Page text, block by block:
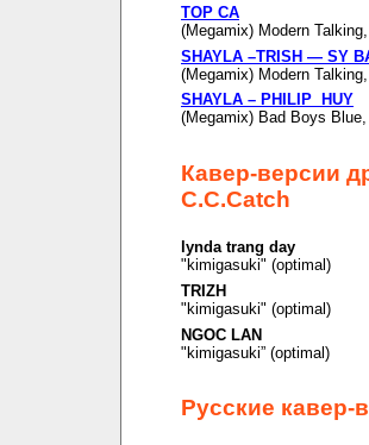
TOP CA
(Megamix) Modern
SHAYLA –TRISH — SY
(Megamix) Modern
SHAYLA – PHILIP HUY
(Megamix) Bad Boys
Кавер-версии
C.C.Catch
lynda trang day
"kimigasuki" (optimal)
TRIZH
"kimigasuki" (optimal)
NGOC LAN
"kimigasuki” (optimal)
Русские кавер-